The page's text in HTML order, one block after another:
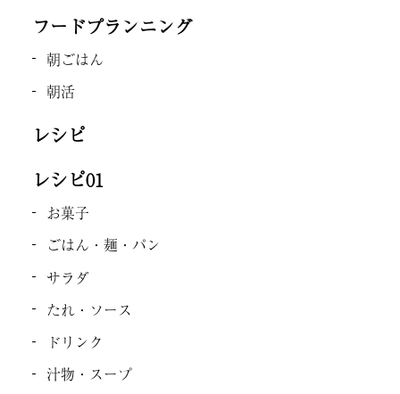
フードプランニング
朝ごはん
朝活
レシピ
レシピ01
お菓子
ごはん・麺・パン
サラダ
たれ・ソース
ドリンク
汁物・スープ